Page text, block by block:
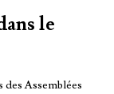
le
des Assemblées